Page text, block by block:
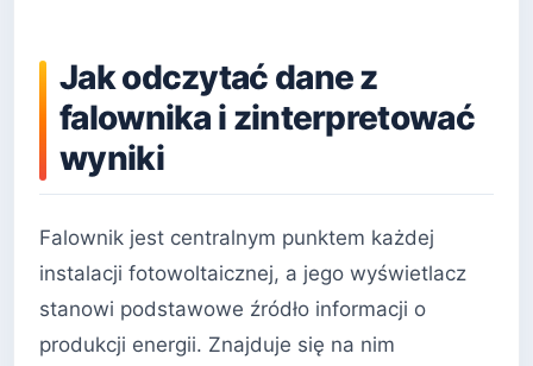
Jak odczytać dane z
falownika i zinterpretować
wyniki
Falownik jest centralnym punktem każdej
instalacji fotowoltaicznej, a jego wyświetlacz
stanowi podstawowe źródło informacji o
produkcji energii. Znajduje się na nim